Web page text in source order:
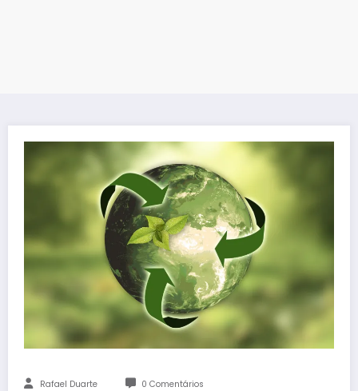
Rafael Duarte 0 Comentários